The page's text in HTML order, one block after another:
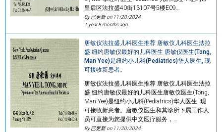
皇后区法拉盛40街13107号5楼E09…
By 已更新 on 11/20/2024
1 year 8 months ago
唐敏仪法拉盛儿科医生推荐 唐敏仪儿科医生法拉
盛 纽约唐敏仪最好的儿科医生 唐敏仪医生(Tong,
Man Yee)是纽约小儿科(Pediatrics)华人医生, 现
可接收新患者。
唐敏仪法拉盛儿科医生推荐 唐敏仪儿科医生法拉
盛 纽约唐敏仪最好的儿科医生唐敏仪医生(Tong,
Man Yee)是纽约小儿科(Pediatrics)华人医生, 现
可接收新患者。唐敏仪医生和其诊所下属工作人
员可直接为您提供中文医疗服务，…
By 已更新 on 11/20/2024